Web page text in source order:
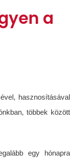
a
hasznosításával
többek között
egy hónapra